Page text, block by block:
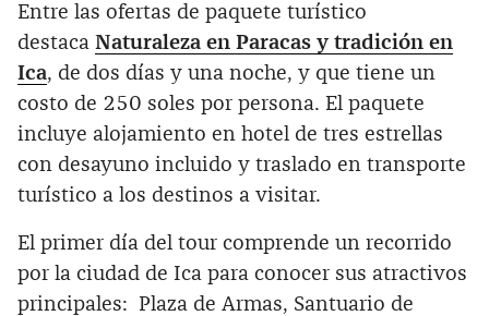
Entre las ofertas de paquete turístico
destaca Naturaleza en Paracas y tradición en
Ica, de dos días y una noche, y que tiene un
costo de 250 soles por persona. El paquete
incluye alojamiento en hotel de tres estrellas
con desayuno incluido y traslado en transporte
turístico a los destinos a visitar.
El primer día del tour comprende un recorrido
por la ciudad de Ica para conocer sus atractivos
principales: Plaza de Armas, Santuario de